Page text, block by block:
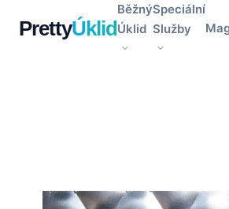
PrettyÚklid
Běžný
Úklid
Speciální
Služby